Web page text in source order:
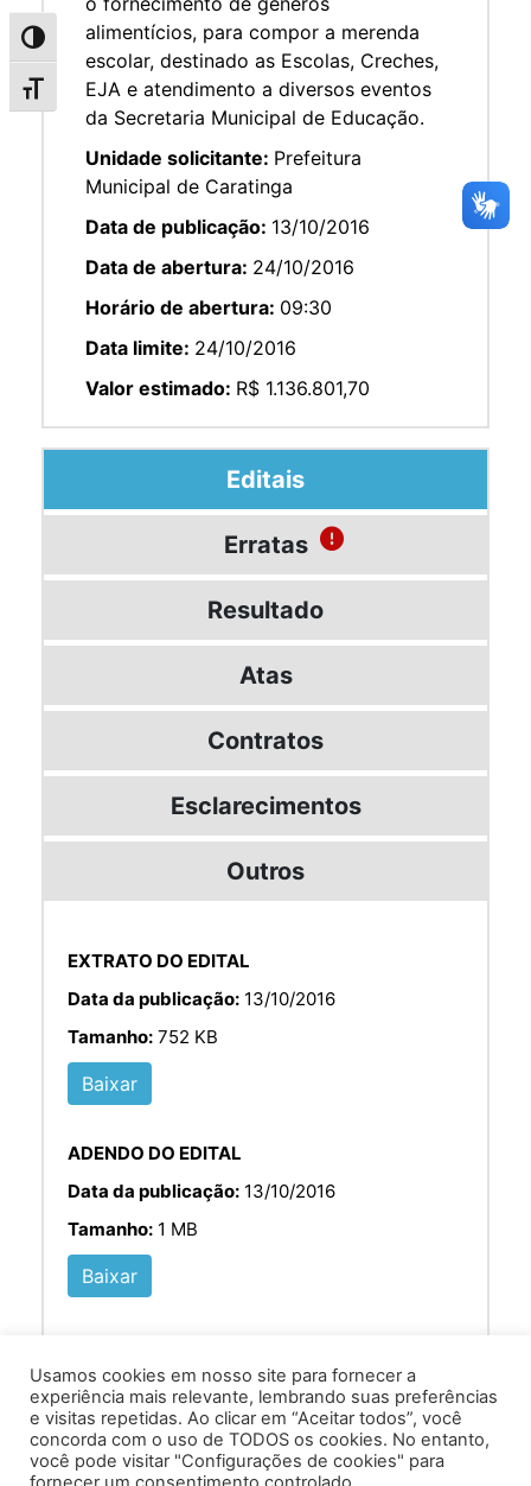
Alternar alto contraste
Alternar tamanho da fonte
alimentícios, para compor a merenda
escolar, destinado as Escolas, Creches,
EJA e atendimento a diversos eventos
da Secretaria Municipal de Educação.
Unidade solicitante: Prefeitura
Municipal de Caratinga
Data de publicação: 13/10/2016
Data de abertura: 24/10/2016
Horário de abertura: 09:30
Data limite: 24/10/2016
Valor estimado: R$ 1.136.801,70
Editais
Erratas
Resultado
Atas
Contratos
Esclarecimentos
Outros
EXTRATO DO EDITAL
Data da publicação: 13/10/2016
Tamanho: 752 KB
Baixar
ADENDO DO EDITAL
Data da publicação: 13/10/2016
Tamanho: 1 MB
Baixar
Av. Prof. Armando Alves da Silva, nº 1950 - Zacarias,
Usamos cookies em nosso site para fornecer a
experiência mais relevante, lembrando suas preferências
e visitas repetidas. Ao clicar em “Aceitar todos”, você
concorda com o uso de TODOS os cookies. No entanto,
você pode visitar "Configurações de cookies" para